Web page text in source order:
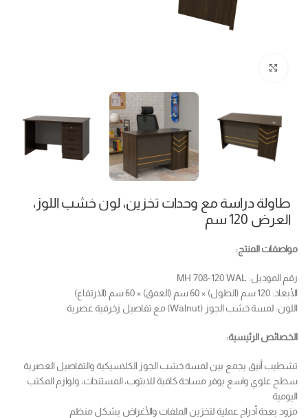
طاولة دراسة مع وحدات تخزين، لون خشب اللوز،
العرض 120 سم
مواصفات المنتج:
رقم الموديل: MH 708-120 WAL
الأبعاد: 120 سم (الطول) × 60 سم (العمق) × 60 سم (الارتفاع)
اللون: لمسة خشب الجوز (Walnut) مع تفاصيل زخرفية عصرية
الخصائص الرئيسية:
تشطيب أنيق يجمع بين لمسة خشب الجوز الكلاسيكية والتفاصيل العصرية
سطح علوي واسع يوفر مساحة كافية للابتوب، المستندات، ولوازم المكتب
اليومية
مزود بعدة أدراج عملية لتخزين الملفات والأغراض بشكل منظم